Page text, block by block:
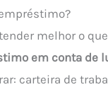
melhor o
em conta de
carteira de